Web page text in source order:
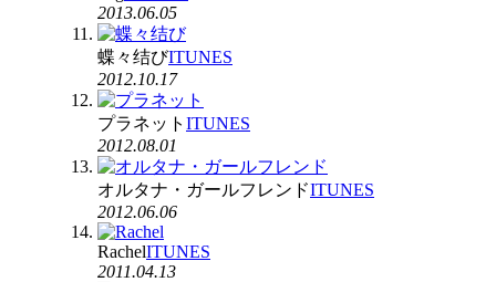
2013.06.05
蝶々结びITUNES
2012.10.17
プラネット ITUNES
2012.08.01
オルタナ・ガールフレンドITUNES
2012.06.06
RachelITUNES
2011.04.13